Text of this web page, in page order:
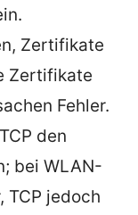
Zertifikate
Zertifikate
Fehler.
den
bei WLAN-
TCP jedoch